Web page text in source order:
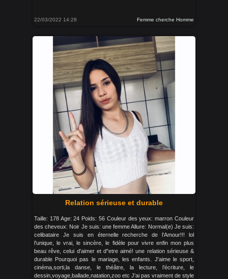
22/03/2022 14:28 Femme cherche Homme
Relation sérieuse et durable
Taille: 178 Age: 24 Poids: 56 Couleur des yeux: marron Couleur
des cheveux: Noir Je suis: une femme Allure: Normal(e) Je suis:
celibataire Je suis en éternelle recherche de l'Amour!!! lol
l'unique, le vrai, le sincère, le fidèle pour vivre enfin mon plus
beau rêve, celui d'aimer et d"etre aimé! une relation sérieuse &
durable Pourquoi pas le mariage, les enfants. J'aime le sport,
cinéma,sorti,la danse, le théâtre, la lecture, l’écriture, le
dessin,voyage,ballade,natation,zoo etc J'ai pas vraiment de style